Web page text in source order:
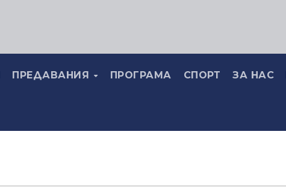
ПРЕДАВАНИЯ ПРОГРАМА СПОРТ ЗА НАС